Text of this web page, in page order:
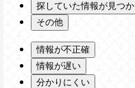
探していた情報が見つ
その他
情報が不正確
情報が遅い
分かりにくい